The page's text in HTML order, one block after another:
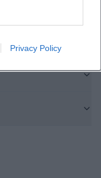
Privacy Policy